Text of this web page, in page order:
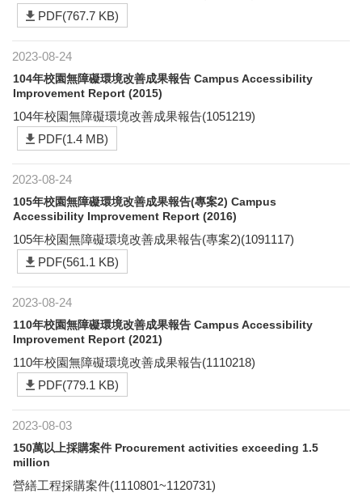
PDF(767.7 KB)
2023-08-24
104年校園無障礙環境改善成果報告 Campus Accessibility
Improvement Report (2015)
104年校園無障礙環境改善成果報告(1051219)
PDF(1.4 MB)
2023-08-24
105年校園無障礙環境改善成果報告(專案2) Campus
Accessibility Improvement Report (2016)
105年校園無障礙環境改善成果報告(專案2)(1091117)
PDF(561.1 KB)
2023-08-24
110年校園無障礙環境改善成果報告 Campus Accessibility
Improvement Report (2021)
110年校園無障礙環境改善成果報告(1110218)
PDF(779.1 KB)
2023-08-03
150萬以上採購案件 Procurement activities exceeding 1.5
million
營繕工程採購案件(1110801~1120731)